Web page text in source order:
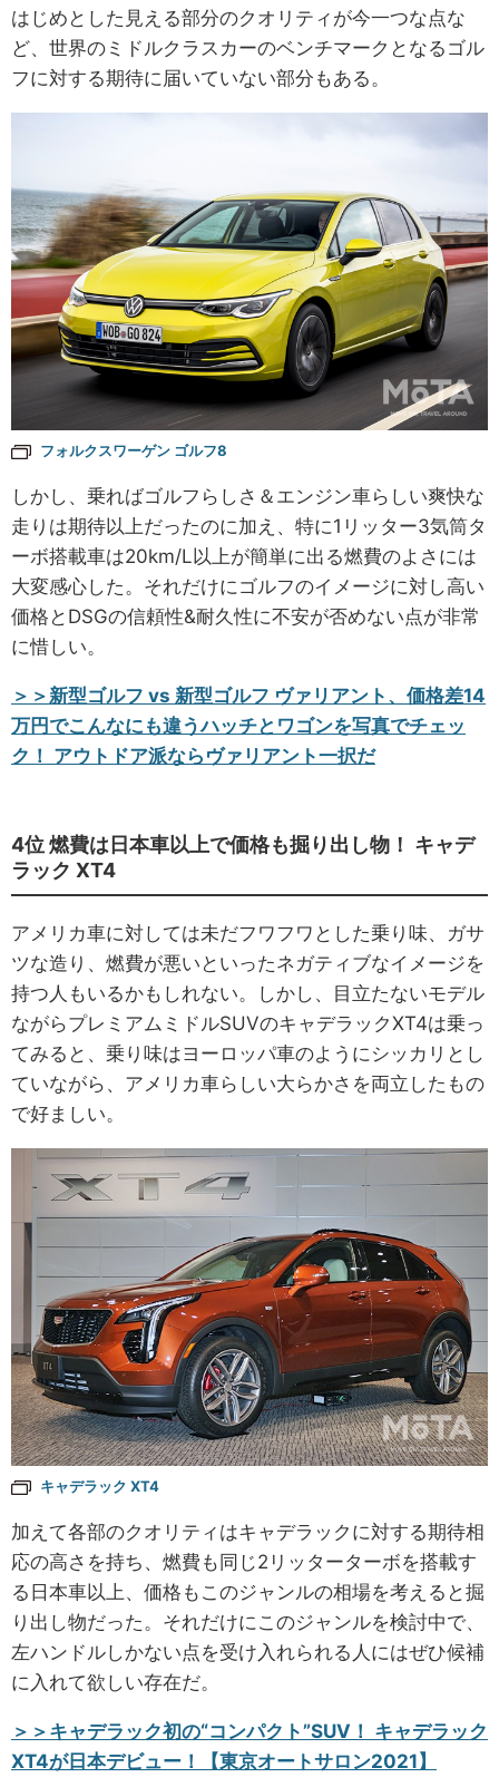
はじめとした見える部分のクオリティが今一つな点な
ど、世界のミドルクラスカーのベンチマークとなるゴル
フに対する期待に届いていない部分もある。
フォルクスワーゲン ゴルフ8
しかし、乗ればゴルフらしさ＆エンジン車らしい爽快な
走りは期待以上だったのに加え、特に1リッター3気筒タ
ーボ搭載車は20km/L以上が簡単に出る燃費のよさには
大変感心した。それだけにゴルフのイメージに対し高い
価格とDSGの信頼性&耐久性に不安が否めない点が非常
に惜しい。
＞＞新型ゴルフ vs 新型ゴルフ ヴァリアント、価格差14
万円でこんなにも違うハッチとワゴンを写真でチェッ
ク！ アウトドア派ならヴァリアント一択だ
4位 燃費は日本車以上で価格も掘り出し物！ キャデ
ラック XT4
アメリカ車に対しては未だフワフワとした乗り味、ガサ
ツな造り、燃費が悪いといったネガティブなイメージを
持つ人もいるかもしれない。しかし、目立たないモデル
ながらプレミアムミドルSUVのキャデラックXT4は乗っ
てみると、乗り味はヨーロッパ車のようにシッカリとし
ていながら、アメリカ車らしい大らかさを両立したもの
で好ましい。
キャデラック XT4
加えて各部のクオリティはキャデラックに対する期待相
応の高さを持ち、燃費も同じ2リッターターボを搭載す
る日本車以上、価格もこのジャンルの相場を考えると掘
り出し物だった。それだけにこのジャンルを検討中で、
左ハンドルしかない点を受け入れられる人にはぜひ候補
に入れて欲しい存在だ。
＞＞キャデラック初の“コンパクト”SUV！ キャデラック
XT4が日本デビュー！【東京オートサロン2021】